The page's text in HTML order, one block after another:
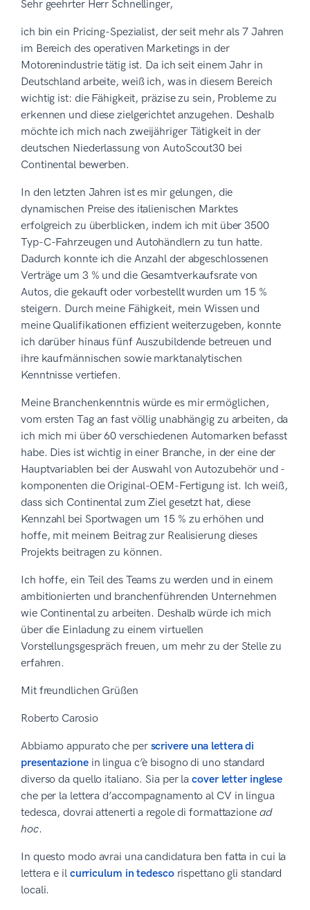
Sehr geehrter Herr Schnellinger,
ich bin ein Pricing-Spezialist, der seit mehr als 7 Jahren
im Bereich des operativen Marketings in der
Motorenindustrie tätig ist. Da ich seit einem Jahr in
Deutschland arbeite, weiß ich, was in diesem Bereich
wichtig ist: die Fähigkeit, präzise zu sein, Probleme zu
erkennen und diese zielgerichtet anzugehen. Deshalb
möchte ich mich nach zweijähriger Tätigkeit in der
deutschen Niederlassung von AutoScout30 bei
Continental bewerben.
In den letzten Jahren ist es mir gelungen, die
dynamischen Preise des italienischen Marktes
erfolgreich zu überblicken, indem ich mit über 3500
Typ-C-Fahrzeugen und Autohändlern zu tun hatte.
Dadurch konnte ich die Anzahl der abgeschlossenen
Verträge um 3 % und die Gesamtverkaufsrate von
Autos, die gekauft oder vorbestellt wurden um 15 %
steigern. Durch meine Fähigkeit, mein Wissen und
meine Qualifikationen effizient weiterzugeben, konnte
ich darüber hinaus fünf Auszubildende betreuen und
ihre kaufmännischen sowie marktanalytischen
Kenntnisse vertiefen.
Meine Branchenkenntnis würde es mir ermöglichen,
vom ersten Tag an fast völlig unabhängig zu arbeiten, da
ich mich mi über 60 verschiedenen Automarken befasst
habe. Dies ist wichtig in einer Branche, in der eine der
Hauptvariablen bei der Auswahl von Autozubehör und -
komponenten die Original-OEM-Fertigung ist. Ich weiß,
dass sich Continental zum Ziel gesetzt hat, diese
Kennzahl bei Sportwagen um 15 % zu erhöhen und
hoffe, mit meinem Beitrag zur Realisierung dieses
Projekts beitragen zu können.
Ich hoffe, ein Teil des Teams zu werden und in einem
ambitionierten und branchenführenden Unternehmen
wie Continental zu arbeiten. Deshalb würde ich mich
über die Einladung zu einem virtuellen
Vorstellungsgespräch freuen, um mehr zu der Stelle zu
erfahren.
Mit freundlichen Grüßen
Roberto Carosio
Abbiamo appurato che per scrivere una lettera di
presentazionein lingua c’è bisogno di uno standard
diverso da quello italiano. Sia per lacover letter inglese
che per la lettera d’accompagnamento al CV in lingua
tedesca, dovrai attenerti a regole di formattazione ad
hoc.
In questo modo avrai una candidatura ben fatta in cui la
lettera e il curriculum in tedescorispettano gli standard
locali.